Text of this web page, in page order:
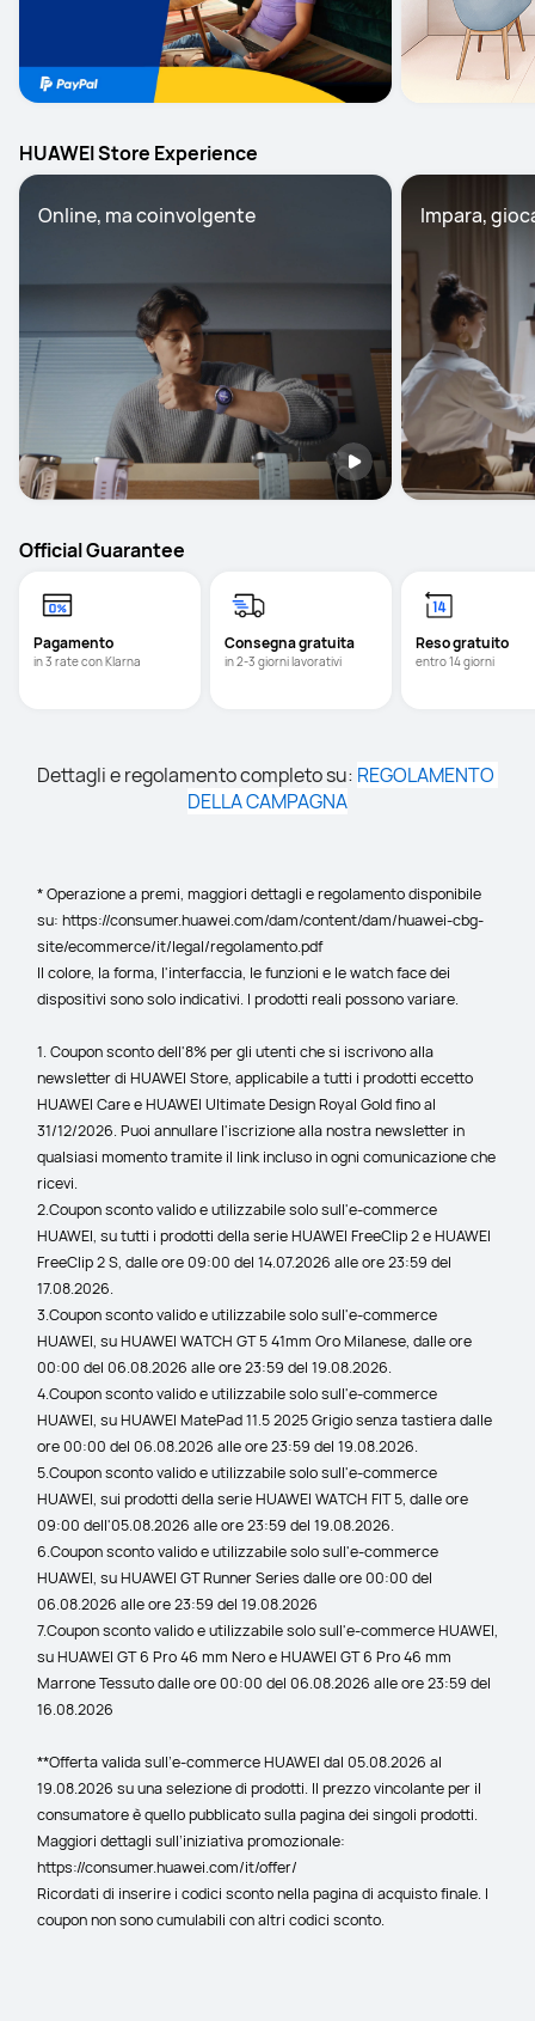
HUAWEI Store Experience
Online, ma coinvolgente Impara,
Official Guarantee
Pagamento
in 3 rate con Klarna
Consegna gratuita
in 2-3 giorni lavorativi entro 14 giorni
Dettagli e regolamento completo su: REGOLAMENTO
DELLA CAMPAGNA
* Operazione a premi, maggiori dettagli e regolamento disponibile
su: https://consumer.huawei.com/dam/content/dam/huawei-cbg-
site/ecommerce/it/legal/regolamento.pdf
Il colore, la forma, l'interfaccia, le funzioni e le watch face dei
dispositivi sono solo indicativi. I prodotti reali possono variare.
1. Coupon sconto dell'8% per gli utenti che si iscrivono alla
newsletter di HUAWEI Store, applicabile a tutti i prodotti eccetto
HUAWEI Care e HUAWEI Ultimate Design Royal Gold fino al
31/12/2026. Puoi annullare l'iscrizione alla nostra newsletter in
qualsiasi momento tramite il link incluso in ogni comunicazione che
ricevi.
2.Coupon sconto valido e utilizzabile solo sull'e-commerce
HUAWEI, su tutti i prodotti della serie HUAWEI FreeClip 2 e HUAWEI
FreeClip 2 S, dalle ore 09:00 del 14.07.2026 alle ore 23:59 del
17.08.2026.
3.Coupon sconto valido e utilizzabile solo sull'e-commerce
HUAWEI, su HUAWEI WATCH GT 5 41mm Oro Milanese, dalle ore
00:00 del 06.08.2026 alle ore 23:59 del 19.08.2026.
4.Coupon sconto valido e utilizzabile solo sull'e-commerce
HUAWEI, su HUAWEI MatePad 11.5 2025 Grigio senza tastiera dalle
ore 00:00 del 06.08.2026 alle ore 23:59 del 19.08.2026.
5.Coupon sconto valido e utilizzabile solo sull'e-commerce
HUAWEI, sui prodotti della serie HUAWEI WATCH FIT 5, dalle ore
09:00 dell'05.08.2026 alle ore 23:59 del 19.08.2026.
6.Coupon sconto valido e utilizzabile solo sull'e-commerce
HUAWEI, su HUAWEI GT Runner Series dalle ore 00:00 del
06.08.2026 alle ore 23:59 del 19.08.2026
7.Coupon sconto valido e utilizzabile solo sull'e-commerce HUAWEI,
su HUAWEI GT 6 Pro 46 mm Nero e HUAWEI GT 6 Pro 46 mm
Marrone Tessuto dalle ore 00:00 del 06.08.2026 alle ore 23:59 del
16.08.2026
**Offerta valida sull’e-commerce HUAWEI dal 05.08.2026 al
19.08.2026 su una selezione di prodotti. Il prezzo vincolante per il
consumatore è quello pubblicato sulla pagina dei singoli prodotti.
Maggiori dettagli sull’iniziativa promozionale:
https://consumer.huawei.com/it/offer/
Ricordati di inserire i codici sconto nella pagina di acquisto finale. I
coupon non sono cumulabili con altri codici sconto.